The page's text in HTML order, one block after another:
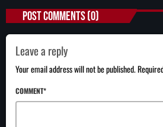
POST COMMENTS (0)
Leave a reply
Your email address will not be published.
COMMENT*